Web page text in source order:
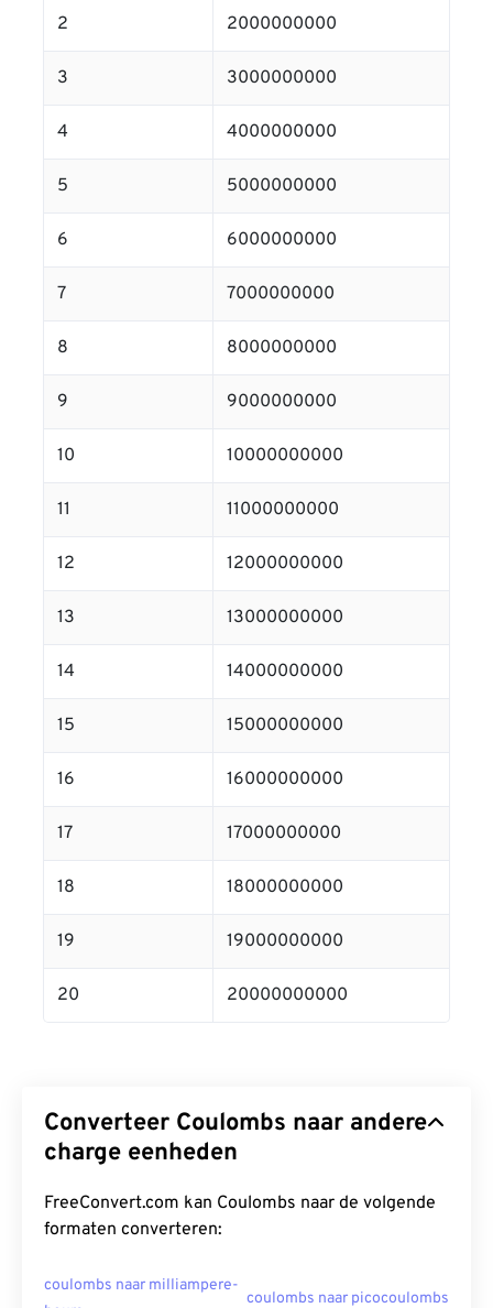
2 2000000000
3 3000000000
4 4000000000
5 5000000000
6 6000000000
7 7000000000
8 8000000000
9 9000000000
10 10000000000
11 11000000000
12 12000000000
13 13000000000
14 14000000000
15 15000000000
16 16000000000
17 17000000000
18 18000000000
19 19000000000
20 20000000000
Converteer Coulombs naar andere
charge eenheden
FreeConvert.com kan Coulombs naar de volgende
formaten converteren:
coulombs naar milliampere-
coulombs naar picocoulombs